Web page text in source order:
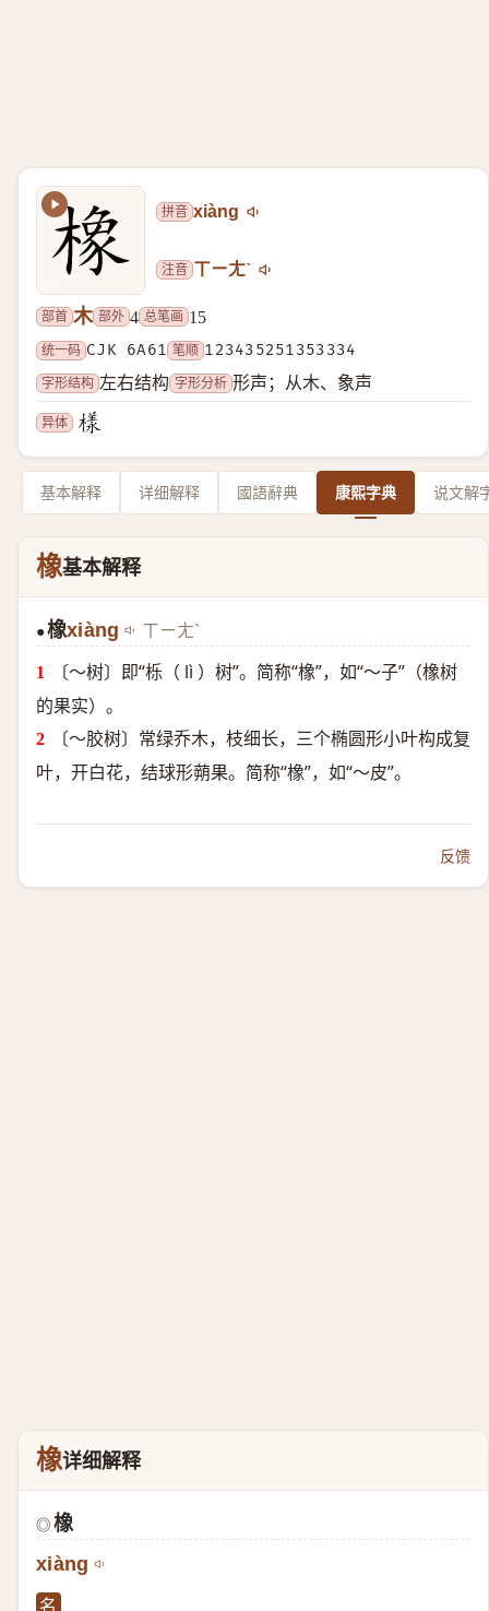
拼音 xiàng
注音 ㄒㄧㄤˋ
部首 木 部外 4 总笔画 15
统一码 CJK 6A61 笔顺 123435251353334
字形结构 左右结构 字形分析 形声；从木、象声
异体
基本解释 详细解释 國語辭典 康熙字典 说文解
橡基本解释
●橡xiàng ㄒㄧㄤˋ
〔～树〕即“栎（ lì ）树”。简称“橡”，如“～子”（橡树
的果实）。
〔～胶树〕常绿乔木，枝细长，三个椭圆形小叶构成复
叶，开白花，结球形蒴果。简称“橡”，如“～皮”。
反馈
橡详细解释
◎ 橡
xiàng
名